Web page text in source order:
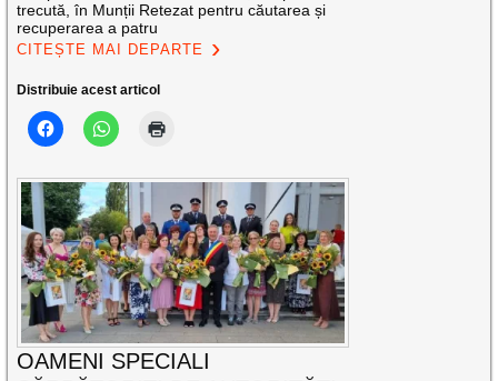
trecută, în Munții Retezat pentru căutarea și
recuperarea a patru
CITEȘTE MAI DEPARTE
Distribuie acest articol
OAMENI SPECIALI